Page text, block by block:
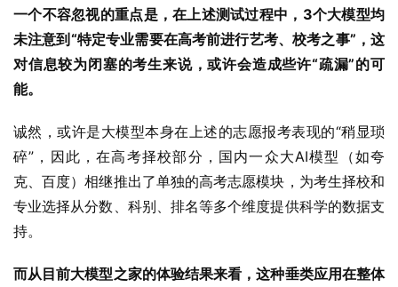
一个不容忽视的重点是，在上述测试过程中，3个大模型均
未注意到“特定专业需要在高考前进行艺考、校考之事”，这
对信息较为闭塞的考生来说，或许会造成些许“疏漏”的可
能。
诚然，或许是大模型本身在上述的志愿报考表现的“稍显琐
碎”，因此，在高考择校部分，国内一众大AI模型（如夸
克、百度）相继推出了单独的高考志愿模块，为考生择校和
专业选择从分数、科别、排名等多个维度提供科学的数据支
持。
而从目前大模型之家的体验结果来看，这种垂类应用在整体